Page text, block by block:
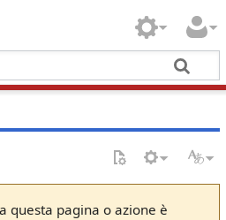
questa pagina o azione è